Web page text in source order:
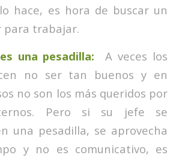
hace, es hora de buscar un
para trabajar.
una pesadilla:A veces los
no ser tan buenos y en
no son los más queridos por
Pero si su jefe se
una pesadilla, se aprovecha
y no es comunicativo, es